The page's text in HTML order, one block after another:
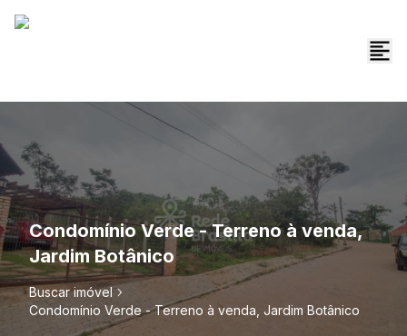
Condomínio Verde - Terreno à venda,
Jardim Botânico
Buscar imóvel
Condomínio Verde - Terreno à venda, Jardim Botânico